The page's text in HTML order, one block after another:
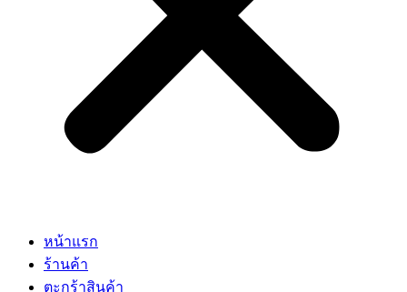
หน้าแรก
ร้านค้า
ตะกร้าสินค้า